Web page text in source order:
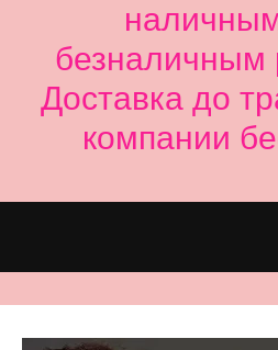
безналичным
Доставка до
компании